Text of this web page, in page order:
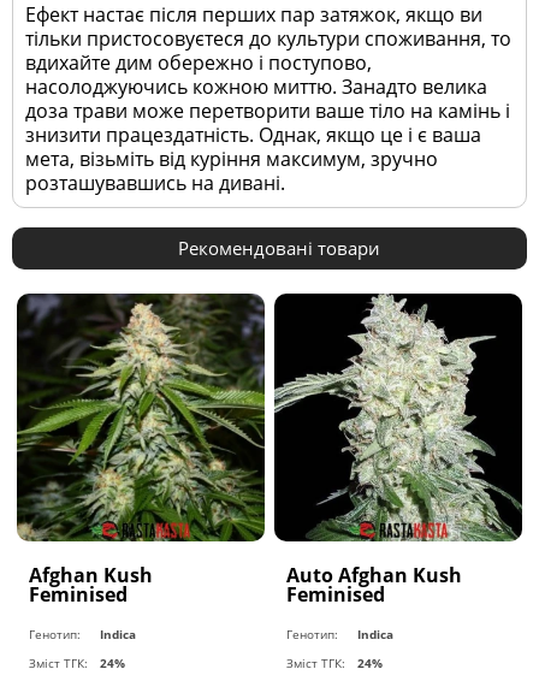
Ефект настає після перших пар затяжок, якщо ви
тільки пристосовуєтеся до культури споживання, то
вдихайте дим обережно і поступово,
насолоджуючись кожною миттю. Занадто велика
доза трави може перетворити ваше тіло на камінь і
знизити працездатність. Однак, якщо це і є ваша
мета, візьміть від куріння максимум, зручно
розташувавшись на дивані.
Рекомендовані товари
Afghan Kush
Feminised
Генотип:
Indica
Зміст ТГК:
24%
Auto Afghan Kush
Feminised
Генотип:
Indica
Зміст ТГК:
24%